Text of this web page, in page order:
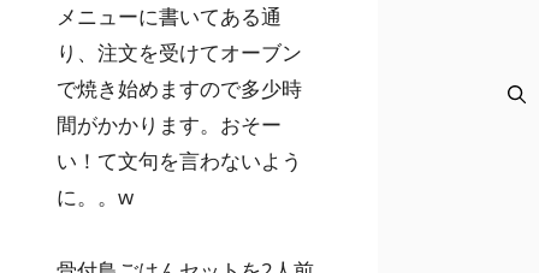
メニューに書いてある通
り、注文を受けてオーブン
で焼き始めますので多少時
間がかかります。おそー
い！て文句を言わないよう
に。。w